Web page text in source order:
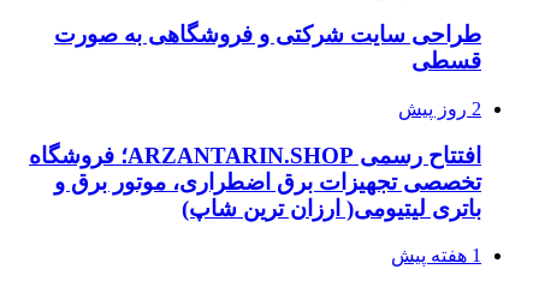
طراحی سایت شرکتی و فروشگاهی به صورت
قسطی
2 روز پیش
افتتاح رسمی ARZANTARIN.SHOP؛ فروشگاه
تخصصی تجهیزات برق اضطراری، موتور برق و
باتری لیتیومی( ارزان ترین شاپ)
1 هفته پیش